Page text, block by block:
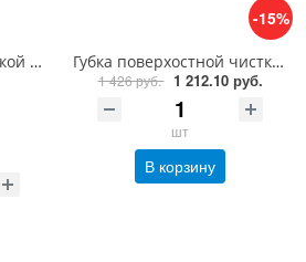
Губка Tarrago для гладкой кожи силикон1
-15%
Губка поверхостной чистки замши, велюра Saphir Nettoyant cleaner
1 426 руб. 1 212.10 руб.
шт
В корзину